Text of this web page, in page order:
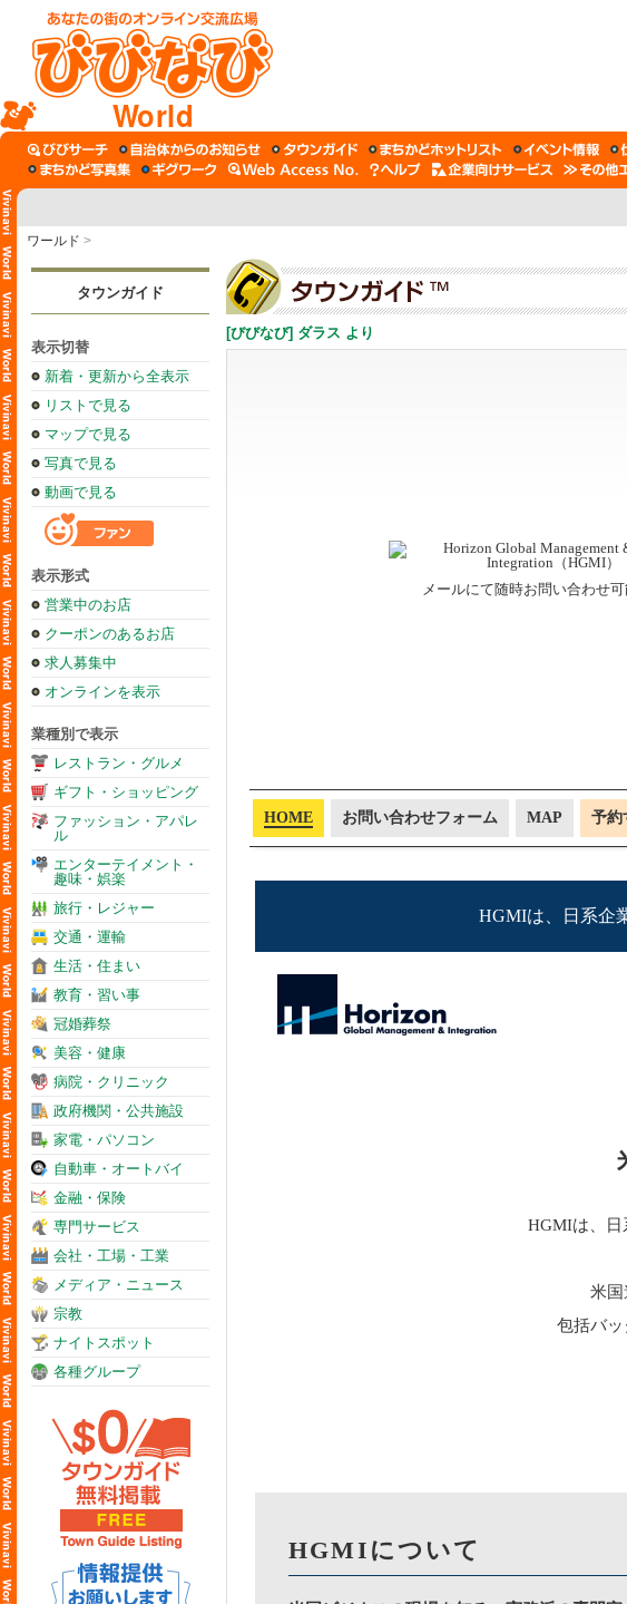
World
ワールド >
タウンガイド
表示切替
新着・更新から全表示
リストで見る
マップで見る
写真で見る
動画で見る
表示形式
営業中のお店
クーポンのあるお店
求人募集中
オンラインを表示
業種別で表示
レストラン・グルメ
ギフト・ショッピング
ファッション・アパレ
ル
エンターテイメント・
趣味・娯楽
旅行・レジャー
交通・運輸
生活・住まい
教育・習い事
冠婚葬祭
美容・健康
病院・クリニック
政府機関・公共施設
家電・パソコン
自動車・オートバイ
金融・保険
専門サービス
会社・工場・工業
メディア・ニュース
宗教
ナイトスポット
各種グループ
[びびなび] ダラス より
メールにて随時お問い合わせ
HOME お問い合わせフォーム MAP 予約
HGMIは、日系企
HGMIは、日
米国
包括バ
HGMIについて